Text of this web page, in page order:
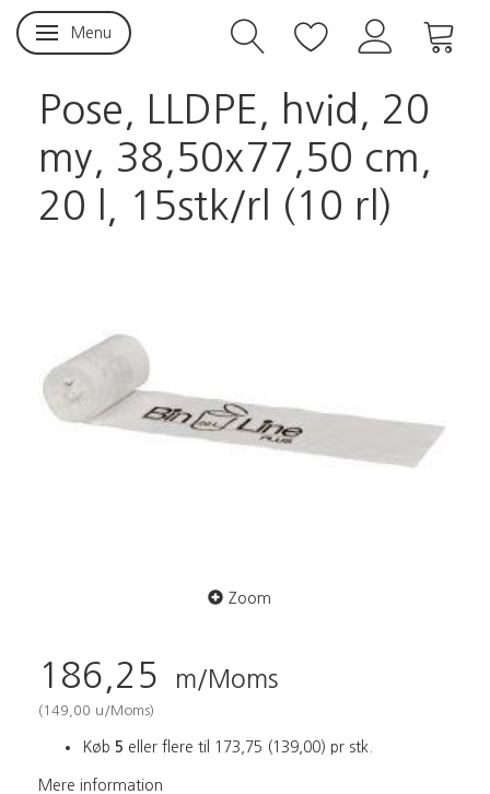
Skifte navigation
Menu
Pose, LLDPE, hvid, 20
my, 38,50x77,50 cm,
20 l, 15stk/rl (10 rl)
Zoom
186,25 m/Moms
(149,00 u/Moms)
Køb 5 eller flere til 173,75 (139,00) pr stk.
Mere information